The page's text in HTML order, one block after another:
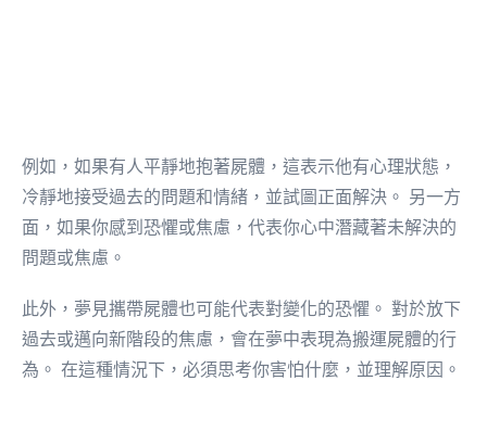
例如，如果有人平靜地抱著屍體，這表示他有心理狀態，
冷靜地接受過去的問題和情緒，並試圖正面解決。 另一方
面，如果你感到恐懼或焦慮，代表你心中潛藏著未解決的
問題或焦慮。
此外，夢見攜帶屍體也可能代表對變化的恐懼。 對於放下
過去或邁向新階段的焦慮，會在夢中表現為搬運屍體的行
為。 在這種情況下，必須思考你害怕什麼，並理解原因。